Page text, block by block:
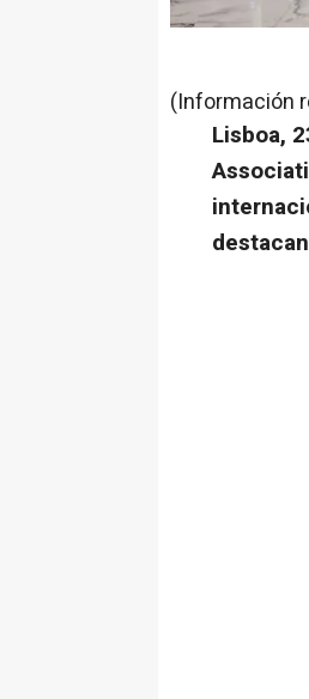
(Información
Lisboa,